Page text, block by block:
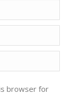
browser for